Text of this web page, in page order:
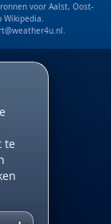
voor Aalst, Oost-
Wikipedia.
.
te